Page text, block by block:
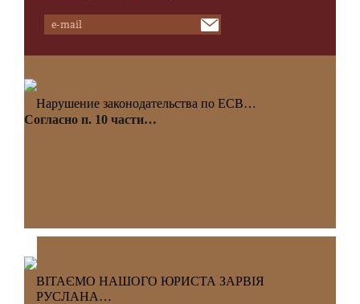
Нарушение законодательства по ЕСВ…
Согласно п. 10 части…
ВІТАЄМО НАШОГО ЮРИСТА ЗАРВІЯ
РУСЛАНА…